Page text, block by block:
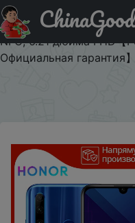
Паридбати з
HONOR 10i RU 6+128
NFC, 6.21 дюйма FHD【
Официальная гарантия】